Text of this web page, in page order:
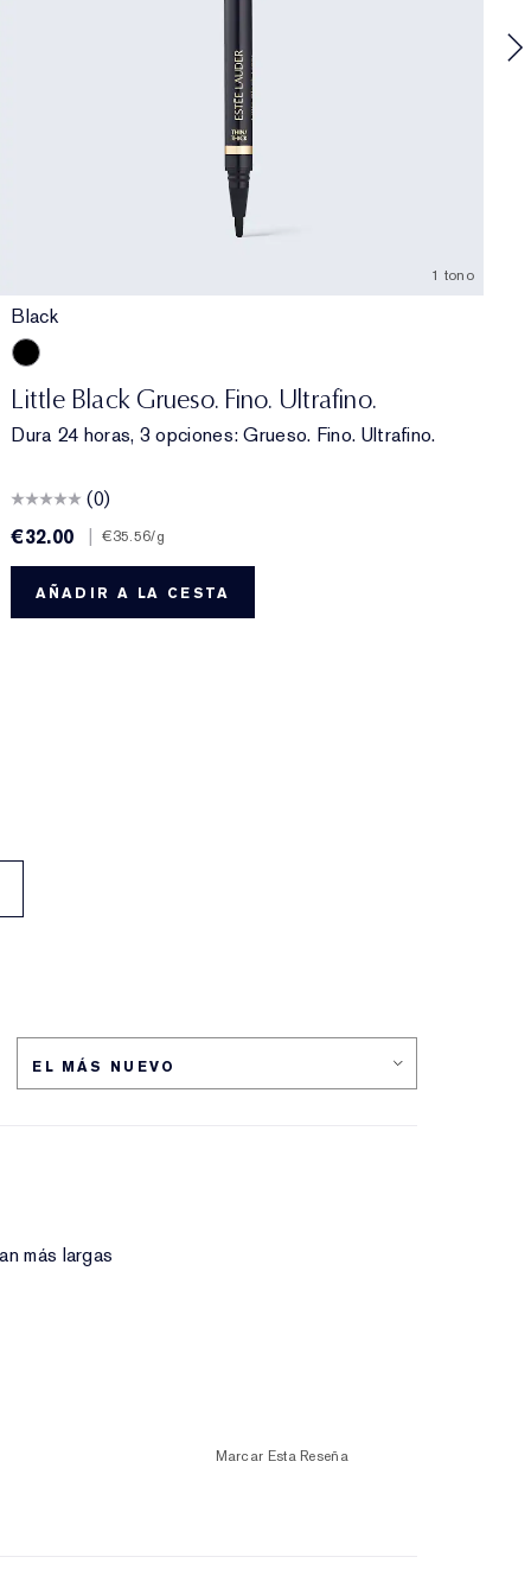
1 tono
Black
Little Black Grueso. Fino. Ultrafino.
Dura 24 horas, 3 opciones: Grueso. Fino. Ultrafino.
(0)
€32.00
| €35.56/g
AÑADIR A LA CESTA
más largas
Marcar Esta Reseña